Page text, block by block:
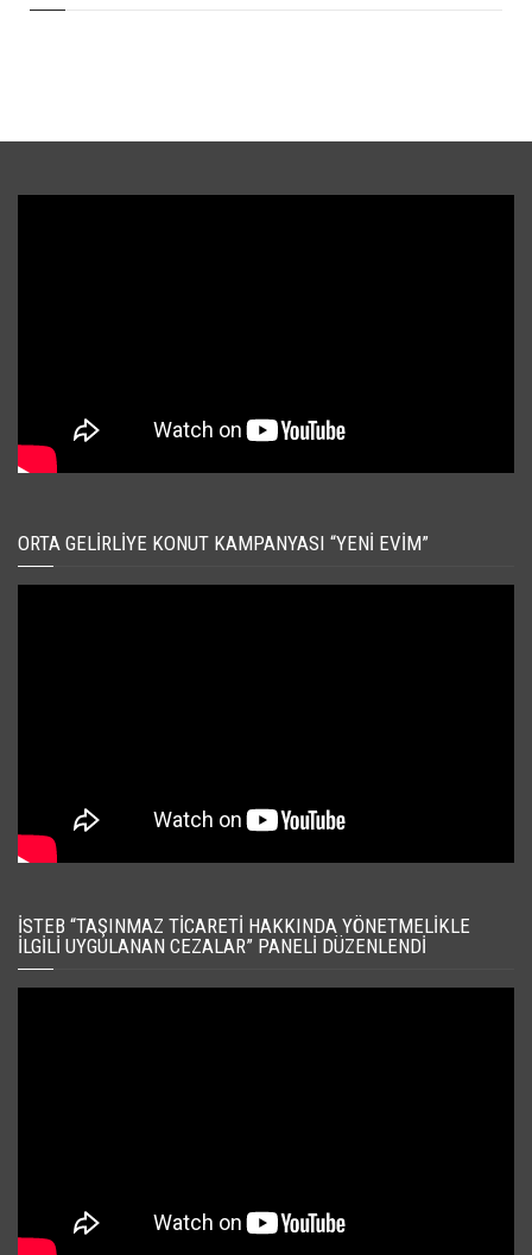
ORTA GELIRLIYE KONUT KAMPANYASI “YENI EVIM”
İSTEB “TAŞINMAZ TICARETI HAKKINDA YÖNETMELIKLE
İLGILI UYGULANAN CEZALAR” PANELI DÜZENLENDI